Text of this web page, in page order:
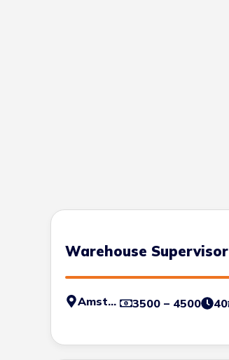
Warehouse Supervisor
Amsterdam 3500 – 4500 40